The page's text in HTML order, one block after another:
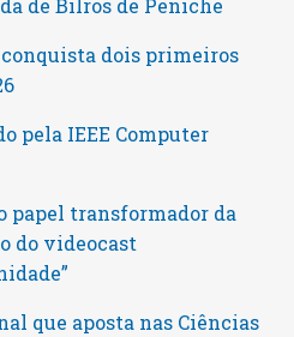
dois primeiros
pela IEEE Computer
papel transformador da
do videocast
que aposta nas Ciências